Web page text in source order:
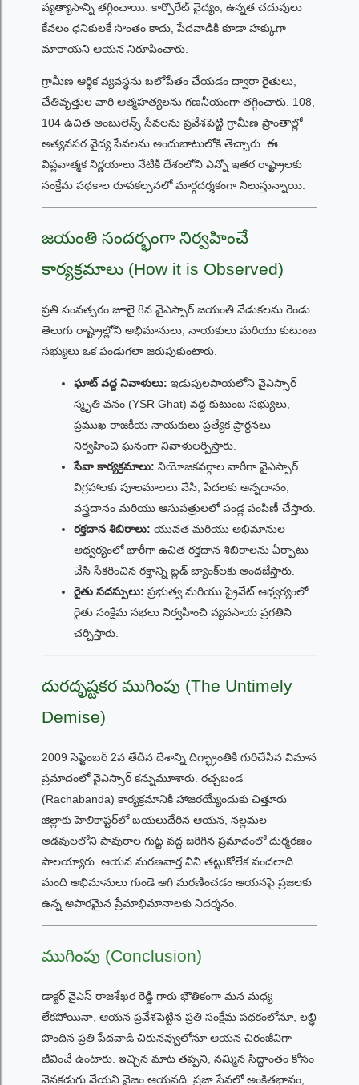
వ్యత్యాసాన్ని తగ్గించాయి. కార్పొరేట్ వైద్యం, ఉన్నత చదువులు
కేవలం ధనికులకే సొంతం కాదు, పేదవాడికి కూడా హక్కుగా
మారాయని ఆయన నిరూపించారు.
గ్రామీణ ఆర్థిక వ్యవస్థను బలోపేతం చేయడం ద్వారా రైతులు,
చేతివృత్తుల వారి ఆత్మహత్యలను గణనీయంగా తగ్గించారు. 108,
104 ఉచిత అంబులెన్స్ సేవలను ప్రవేశపెట్టి గ్రామీణ ప్రాంతాల్లో
అత్యవసర వైద్య సేవలను అందుబాటులోకి తెచ్చారు. ఈ
విప్లవాత్మక నిర్ణయాలు నేటికీ దేశంలోని ఎన్నో ఇతర రాష్ట్రాలకు
సంక్షేమ పథకాల రూపకల్పనలో మార్గదర్శకంగా నిలుస్తున్నాయి.
జయంతి సందర్భంగా నిర్వహించే
కార్యక్రమాలు (How it is Observed)
ప్రతి సంవత్సరం జూలై 8న వైఎస్సార్ జయంతి వేడుకలను రెండు
తెలుగు రాష్ట్రాల్లోని అభిమానులు, నాయకులు మరియు కుటుంబ
సభ్యులు ఒక పండుగలా జరుపుకుంటారు.
ఘాట్ వద్ద నివాళులు: ఇడుపులపాయలోని వైఎస్సార్
స్మృతి వనం (YSR Ghat) వద్ద కుటుంబ సభ్యులు,
ప్రముఖ రాజకీయ నాయకులు ప్రత్యేక ప్రార్థనలు
నిర్వహించి ఘనంగా నివాళులర్పిస్తారు.
సేవా కార్యక్రమాలు: నియోజకవర్గాల వారీగా వైఎస్సార్
విగ్రహాలకు పూలమాలలు వేసి, పేదలకు అన్నదానం,
వస్త్రదానం మరియు ఆసుపత్రులలో పండ్ల పంపిణీ చేస్తారు.
రక్తదాన శిబిరాలు: యువత మరియు అభిమానుల
ఆధ్వర్యంలో భారీగా ఉచిత రక్తదాన శిబిరాలను ఏర్పాటు
చేసి సేకరించిన రక్తాన్ని బ్లడ్ బ్యాంక్‌లకు అందజేస్తారు.
రైతు సదస్సులు: ప్రభుత్వ మరియు ప్రైవేట్ ఆధ్వర్యంలో
రైతు సంక్షేమ సభలు నిర్వహించి వ్యవసాయ ప్రగతిని
చర్చిస్తారు.
దురదృష్టకర ముగింపు (The Untimely
Demise)
2009 సెప్టెంబర్ 2వ తేదీన దేశాన్ని దిగ్భ్రాంతికి గురిచేసిన విమాన
ప్రమాదంలో వైఎస్సార్ కన్నుమూశారు. రచ్చబండ
(Rachabanda) కార్యక్రమానికి హాజరయ్యేందుకు చిత్తూరు
జిల్లాకు హెలికాప్టర్‌లో బయలుదేరిన ఆయన, నల్లమల
అడవులలోని పావురాల గుట్ట వద్ద జరిగిన ప్రమాదంలో దుర్మరణం
పాలయ్యారు. ఆయన మరణవార్త విని తట్టుకోలేక వందలాది
మంది అభిమానులు గుండె ఆగి మరణించడం ఆయనపై ప్రజలకు
ఉన్న అపారమైన ప్రేమాభిమానాలకు నిదర్శనం.
ముగింపు (Conclusion)
డాక్టర్ వైఎస్ రాజశేఖర రెడ్డి గారు భౌతికంగా మన మధ్య
లేకపోయినా, ఆయన ప్రవేశపెట్టిన ప్రతి సంక్షేమ పథకంలోనూ, లబ్ధి
పొందిన ప్రతి పేదవాడి చిరునవ్వులోనూ ఆయన చిరంజీవిగా
జీవించే ఉంటారు. ఇచ్చిన మాట తప్పని, నమ్మిన సిద్ధాంతం కోసం
వెనకడుగు వేయని నైజం ఆయనది. ప్రజా సేవలో అంకితభావం,